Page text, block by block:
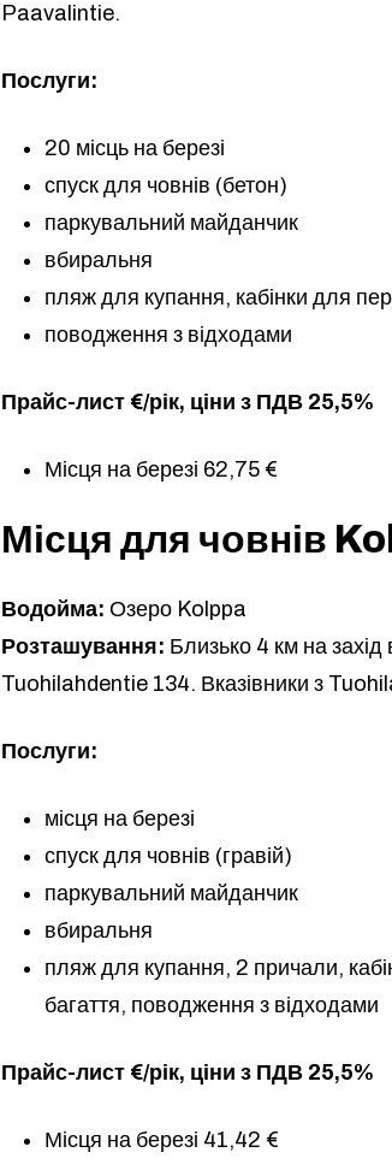
Paavalintie.
Послуги:
20 місць на березі
спуск для човнів (бетон)
паркувальний майданчик
вбиральня
пляж для купання, кабінки для
поводження з відходами
Прайс-лист €/рік, ціни з ПДВ 25,5%
Місця на березі 62,75 €
Місця для човнів
Водойма: Озеро Kolppa
Розташування: Близько 4 км на захід
Tuohilahdentie 134. Вказівники з
Послуги:
місця на березі
спуск для човнів (гравій)
паркувальний майданчик
вбиральня
пляж для купання, 2 причали,
багаття, поводження з відходами
Прайс-лист €/рік, ціни з ПДВ 25,5%
Місця на березі 41,42 €